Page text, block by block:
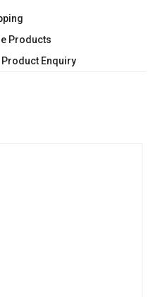
Products
Product Enquiry